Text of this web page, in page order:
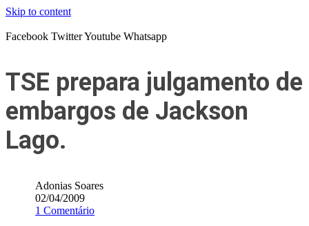
Skip to content
Facebook TwitterYoutube Whatsapp
TSE prepara julgamento de
embargos de Jackson
Lago.
Adonias Soares
02/04/2009
1 Comentário